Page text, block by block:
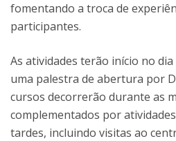
fomentando a troca de
participantes.
As atividades terão início no
uma palestra de abertura por
cursos decorrerão durante as
complementados por
tardes, incluindo visitas ao